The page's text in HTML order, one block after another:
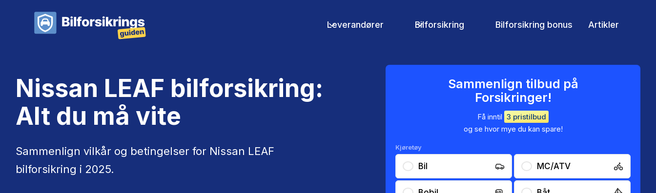
Leverandører Bilforsikring Bilforsikring bonus Artikler
Nissan LEAF bilforsikring:
Alt du må vite
Sammenlign vilkår og betingelser for Nissan LEAF
bilforsikring i 2025.
Sammenlign tilbud på
Forsikringer!
Få inntil 3 pristilbud
og se hvor mye du kan spare!
Kjøretøy
Bil MC/ATV